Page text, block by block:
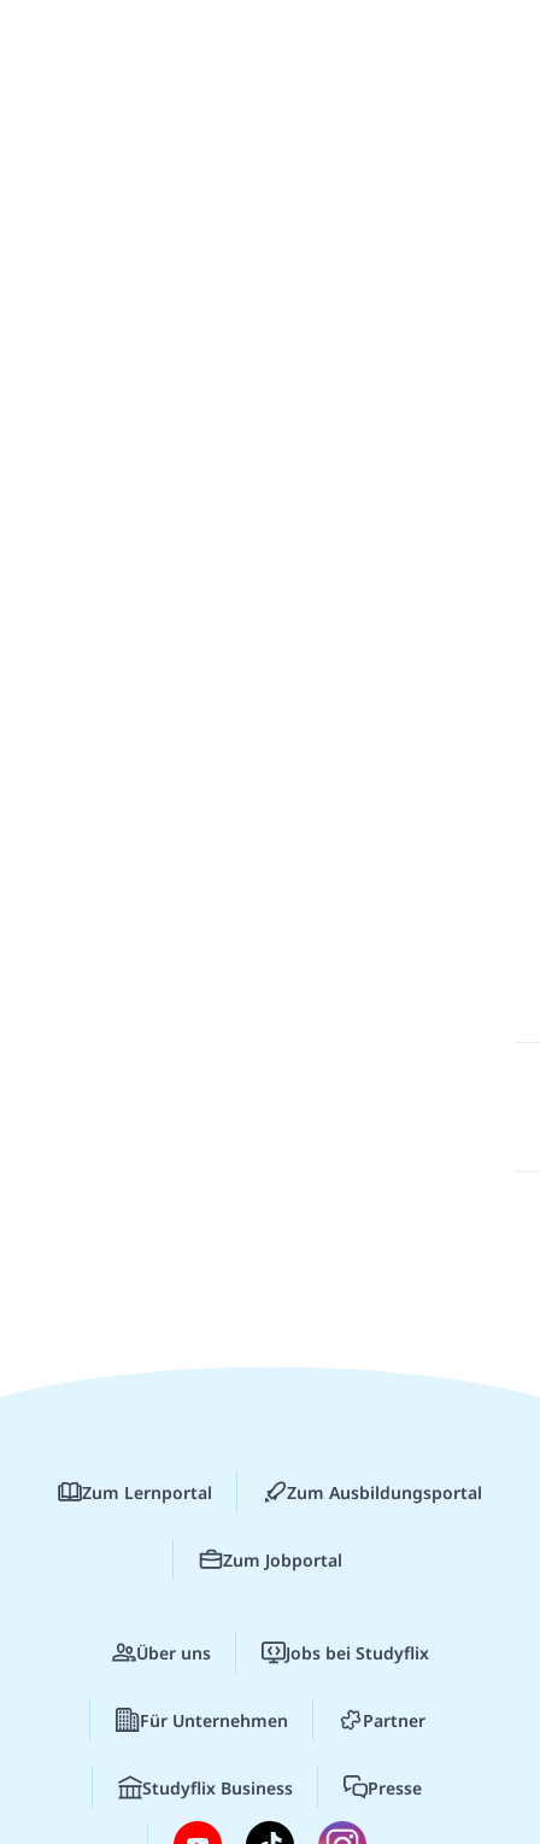
Zum Lernportal Zum Ausbildungsportal
Zum Jobportal
Über uns Jobs bei Studyflix
Für Unternehmen Partner
Studyflix Business Presse